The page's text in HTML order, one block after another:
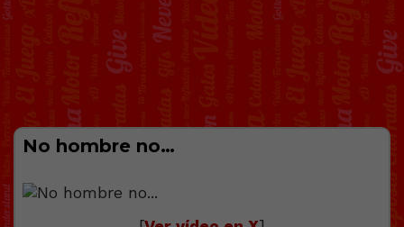
No hombre no…